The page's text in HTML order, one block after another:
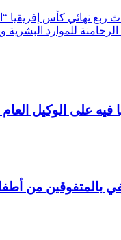
نهائي كأس إفريقيا
للموارد
على الوكيل
بالمتفوقين من